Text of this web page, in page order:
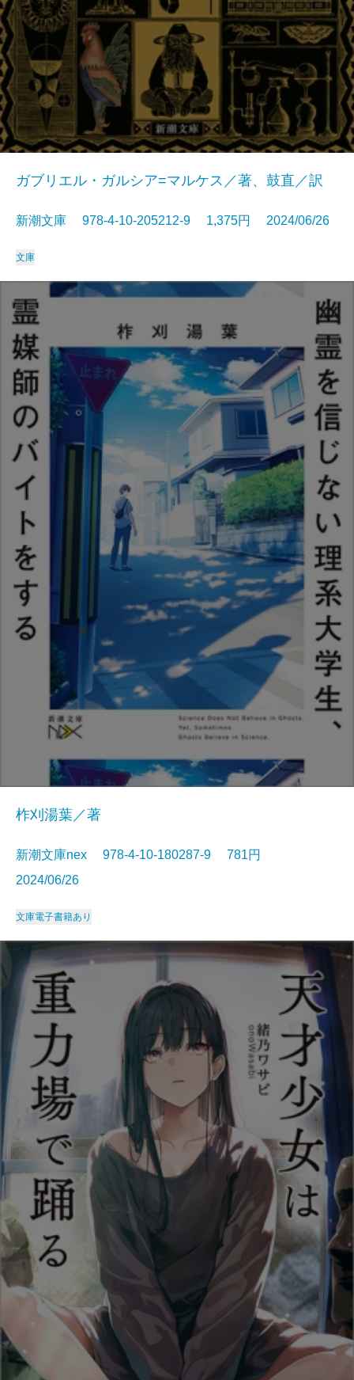
ガブリエル・ガルシア=マルケス／著、鼓直／訳
新潮文庫 978-4-10-205212-9 1,375円 2024/06/26
文庫
柞刈湯葉／著
新潮文庫nex 978-4-10-180287-9 781円
2024/06/26
文庫電子書籍あり